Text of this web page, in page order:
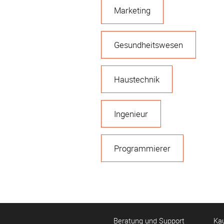
Marketing
Gesundheitswesen
Haustechnik
Ingenieur
Programmierer
Beratung und Support